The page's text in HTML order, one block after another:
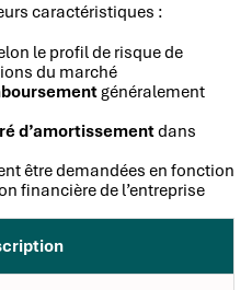
caractéristiques :
le profil de risque de
du marché
généralement
d’amortissementdans
être demandées en fonction
financière de l’entreprise